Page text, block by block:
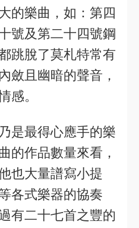
的樂曲，如：第四
號及第二十四號鋼
跳脫了莫札特常有
斂且幽暗的聲音，
感。
是最得心應手的樂
的作品數量來看，
也大量譜寫小提
各式樂器的協奏
有二十七首之豐的